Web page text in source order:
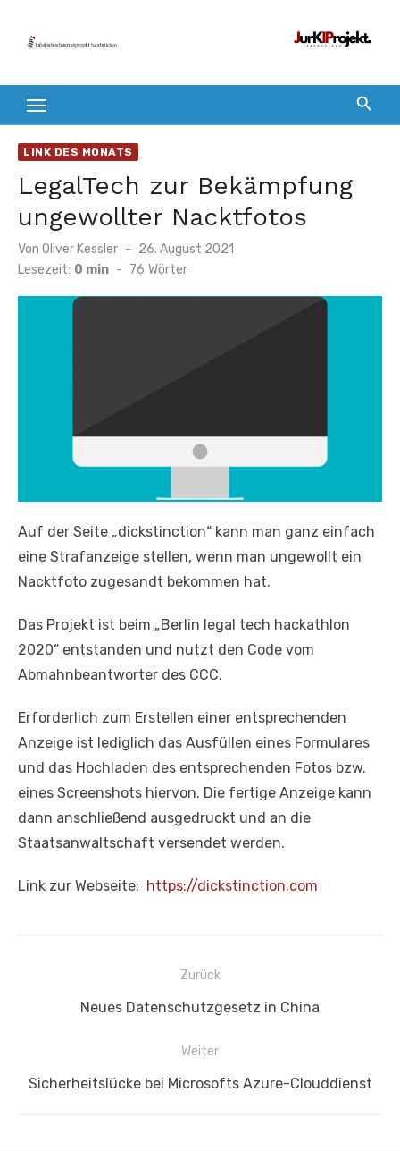
Inhalt
LINK DES MONATS
LegalTech zur Bekämpfung
ungewollter Nacktfotos
Von Oliver Kessler
Veröffentlicht
am
26. August 2021
Lesezeit: 0 min - 76 Wörter
Auf der Seite „dickstinction“ kann man ganz einfach
eine Strafanzeige stellen, wenn man ungewollt ein
Nacktfoto zugesandt bekommen hat.
Das Projekt ist beim „Berlin legal tech hackathlon
2020“ entstanden und nutzt den Code vom
Abmahnbeantworter des CCC.
Erforderlich zum Erstellen einer entsprechenden
Anzeige ist lediglich das Ausfüllen eines Formulares
und das Hochladen des entsprechenden Fotos bzw.
eines Screenshots hiervon. Die fertige Anzeige kann
dann anschließend ausgedruckt und an die
Staatsanwaltschaft versendet werden.
Link zur Webseite: https://dickstinction.com
Beitragsnavigation
Zurück
Vorheriger
Neues Datenschutzgesetz in China
Weiter
Nächster
Sicherheitslücke bei Microsofts Azure-Clouddienst